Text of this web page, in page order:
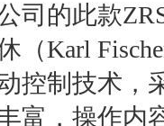
司的此款
（Karl
控制技术，
富，操作内